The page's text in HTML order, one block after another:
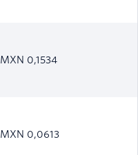
MXN 0,1534
MXN 0,0613